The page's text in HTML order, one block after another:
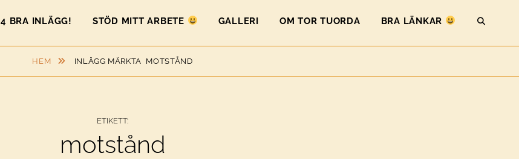
4 BRA INLÄGG! STÖD MITT ARBETE GALLERI OM TOR TUORDA BRA LÄNKAR
HEM INLÄGG MÄRKTA MOTSTÅND
ETIKETT:
motstånd